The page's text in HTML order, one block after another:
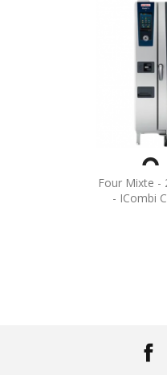
Four Mixte -
- ICombi
